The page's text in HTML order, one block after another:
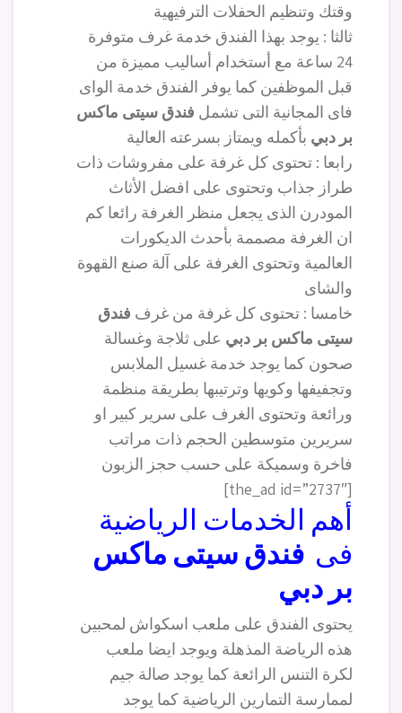
وقتك وتنظيم الحفلات الترفيهية
ثالثا : يوجد بهذا الفندق خدمة غرف متوفرة
24 ساعة مع أستخدام أساليب مميزة من
قبل الموظفين كما يوفر الفندق خدمة الواى
فاى المجانية التى تشمل فندق سيتى ماكس
بر دبي بأكمله ويمتاز بسرعته العالية
رابعا : تحتوى كل غرفة على مفروشات ذات
طراز جذاب وتحتوى على افضل الأثاث
المودرن الذى يجعل منظر الغرفة رائعا كم
ان الغرفة مصممة بأحدث الديكورات
العالمية وتحتوى الغرفة على آلة صنع القهوة
والشاى
خامسا : تحتوى كل غرفة من غرف فندق
سيتى ماكس بر دبي على ثلاجة وغسالة
صحون كما يوجد خدمة غسيل الملابس
وتجفيفها وكويها وترتيبها بطريقة منظمة
ورائعة وتحتوى الغرف على سرير كبير او
سريرين متوسطين الحجم ذات مراتب
فاخرة وسميكة على حسب حجز الزبون
[the_ad id=”2737″]
أهم الخدمات الرياضية
فى فندق سيتى ماكس
بر دبي
يحتوى الفندق على ملعب اسكواش لمحبين
هذه الرياضة المذهلة ويوجد ايضا ملعب
لكرة التنس الرائعة كما يوجد صالة جيم
لممارسة التمارين الرياضية كما يوجد